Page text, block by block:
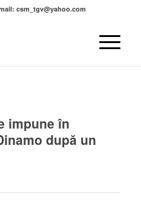
csm_tgv@yahoo.com
impune în
după un